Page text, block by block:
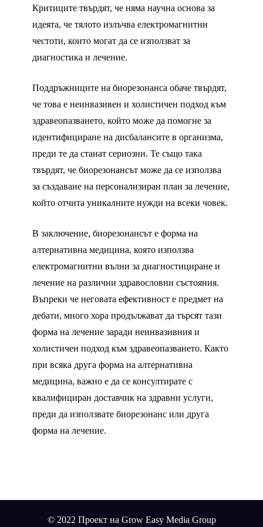
Критиците твърдят, че няма научна основа за
идеята, че тялото излъчва електромагнитни
честоти, които могат да се използват за
диагностика и лечение.
Поддръжниците на биорезонанса обаче твърдят,
че това е неинвазивен и холистичен подход към
здравеопазването, който може да помогне за
идентифициране на дисбалансите в организма,
преди те да станат сериозни. Те също така
твърдят, че биорезонансът може да се използва
за създаване на персонализиран план за лечение,
който отчита уникалните нужди на всеки човек.
В заключение, биорезонансът е форма на
алтернативна медицина, която използва
електромагнитни вълни за диагностициране и
лечение на различни здравословни състояния.
Въпреки че неговата ефективност е предмет на
дебати, много хора продължават да търсят тази
форма на лечение заради неинвазивния и
холистичен подход към здравеопазването. Както
при всяка друга форма на алтернативна
медицина, важно е да се консултирате с
квалифициран доставчик на здравни услуги,
преди да използвате биорезонанс или друга
форма на лечение.
© 2022 Проект на Grow Easy Media Group